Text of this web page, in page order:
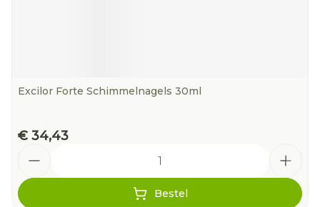
Excilor Forte Schimmelnagels 30ml
€ 34,43
Bestel